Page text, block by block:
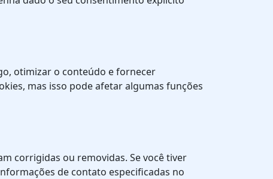
otimizar o conteúdo e fornecer
mas isso pode afetar algumas funções
corrigidas ou removidas. Se você tiver
de contato especificadas no